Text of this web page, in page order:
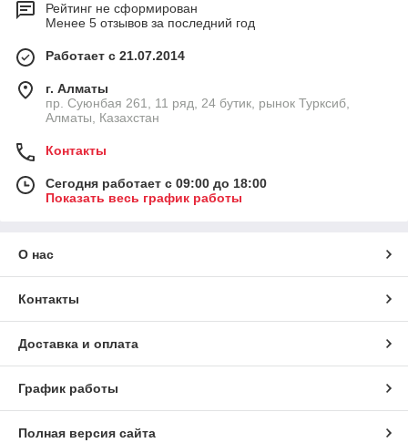
Рейтинг не сформирован
Менее 5 отзывов за последний год
Работает с 21.07.2014
г. Алматы
пр. Суюнбая 261, 11 ряд, 24 бутик, рынок Турксиб,
Алматы, Казахстан
Контакты
Сегодня работает с 09:00 до 18:00
Показать весь график работы
О нас
Контакты
Доставка и оплата
График работы
Полная версия сайта